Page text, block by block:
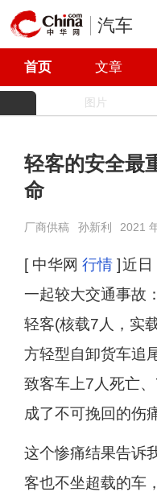
汽车
首页 文章
图片
轻客的安全最
命
厂商供稿 孙新利 2021
[ 中华网 行情] 近日
一起较大交通事故
轻客(核载7人，实
方轻型自卸货车追
致客车上7人死亡
成了不可挽回的伤
这个惨痛结果告诉
客也不坐超载的车